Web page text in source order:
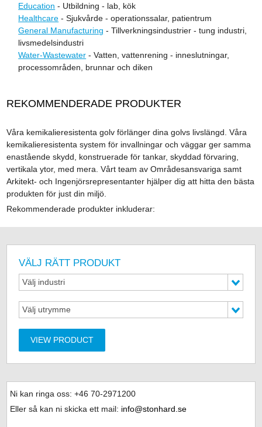
Education - Utbildning - lab, kök
Healthcare - Sjukvårde - operationssalar, patientrum
General Manufacturing - Tillverkningsindustrier - tung industri,
livsmedelsindustri
Water-Wastewater - Vatten, vattenrening - inneslutningar,
processområden, brunnar och diken
REKOMMENDERADE PRODUKTER
Våra kemikalieresistenta golv förlänger dina golvs livslängd. Våra
kemikalieresistenta system för invallningar och väggar ger samma
enastående skydd, konstruerade för tankar, skyddad förvaring,
vertikala ytor, med mera. Vårt team av Områdesansvariga samt
Arkitekt- och Ingenjörsrepresentanter hjälper dig att hitta den bästa
produkten för just din miljö.
Rekommenderade produkter inkluderar:
VÄLJ RÄTT PRODUKT
Välj industri
Välj utrymme
VIEW PRODUCT
Ni kan ringa oss: +4670-2971200
Eller så kan ni skicka ett mail: info@stonhard.se